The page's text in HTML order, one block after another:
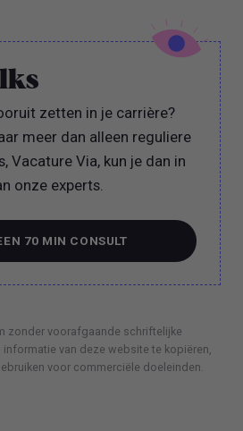
zetten in je carrière?
meer dan alleen reguliere
Vacature Via, kun je dan in
onze experts.
70 MIN CONSULT
70 MIN CONSULT
zonder voorafgaande schriftelijke
van deze website te kopiëren,
voor commerciële doeleinden.